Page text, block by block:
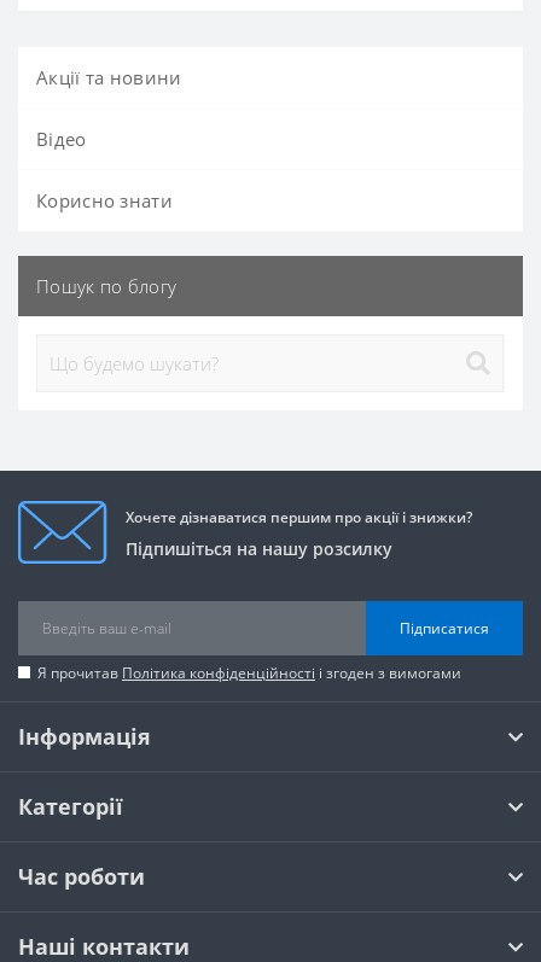
Акції та новини
Вiдео
Корисно знати
Пошук по блогу
Хочете дізнаватися першим про акції і знижки?
Підпишіться на нашу розсилку
Підписатися
Я прочитав Політика конфіденційності і згоден з вимогами
Інформація
Категорії
Час роботи
Наші контакти